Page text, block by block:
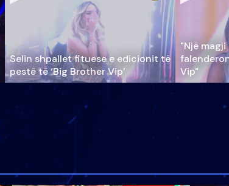
Selin shpallet fituese e edicionit të
pestë të ‘Big Brother Vip’
"Një
Vip"